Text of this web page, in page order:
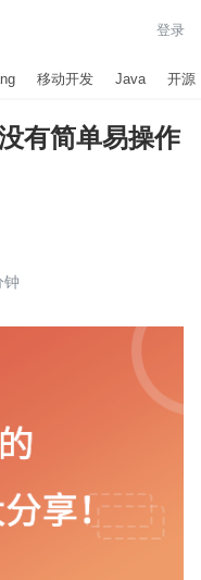
登录
移动开发 Java 开源
有简单易操作
钟